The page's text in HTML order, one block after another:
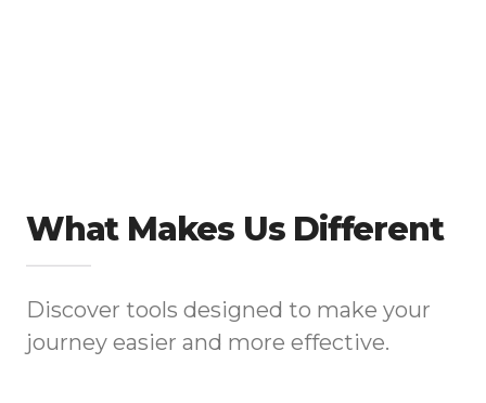
What Makes Us Different
Discover tools designed to make your
journey easier and more effective.